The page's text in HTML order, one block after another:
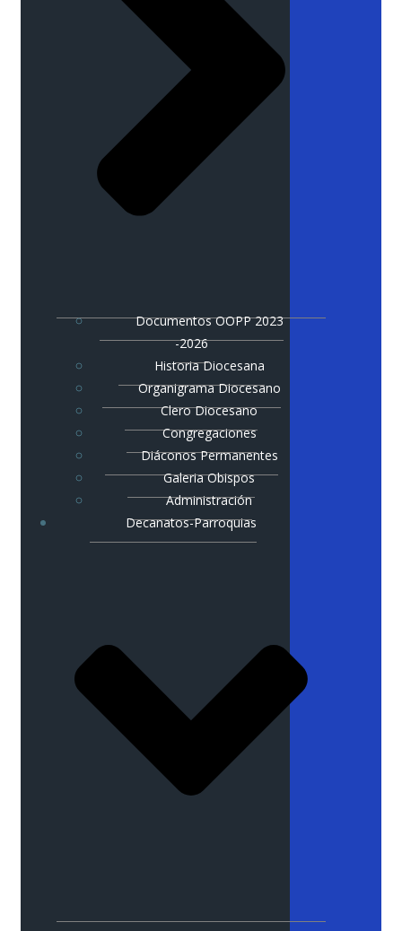
Documentos OOPP 2023
-2026
Historia Diocesana
Organigrama Diocesano
Clero Diocesano
Congregaciones
Diáconos Permanentes
Galeria Obispos
Administración
Decanatos-Parroquias